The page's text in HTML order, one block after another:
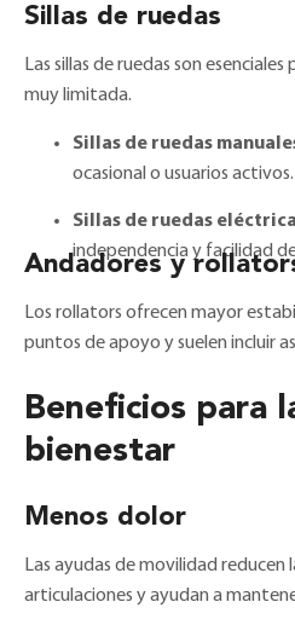
Sillas de ruedas
Las sillas de ruedas son
muy limitada.
Sillas de ruedas
ocasional o usuarios activos.
Sillas de ruedas
independencia y facilidad
Andadores y
Los rollators ofrecen mayor
puntos de apoyo y suelen incluir
Beneficios para
bienestar
Menos dolor
Las ayudas de movilidad reducen
articulaciones y ayudan a